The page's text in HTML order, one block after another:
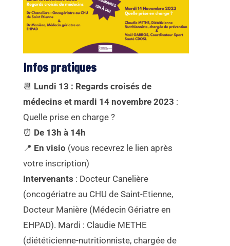
Infos pratiques
📆 Lundi 13 : Regards croisés de
médecins et mardi 14 novembre 2023 :
Quelle prise en charge ?
⏰ De 13h à 14h
📍 En visio (vous recevrez le lien après
votre inscription)
Intervenants : Docteur Canelière
(oncogériatre au CHU de Saint-Etienne,
Docteur Manière (Médecin Gériatre en
EHPAD). Mardi : Claudie METHE
(diététicienne-nutritionniste, chargée de